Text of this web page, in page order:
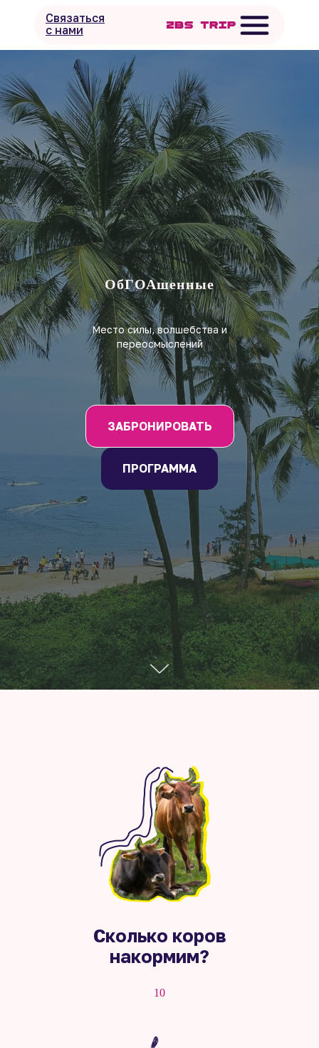
Связаться
с нами
ОбГОАшенные
Место силы, волшебства и
переосмыслений
ЗАБРОНИРОВАТЬ
ПРОГРАММА
Сколько коров
накормим?
10